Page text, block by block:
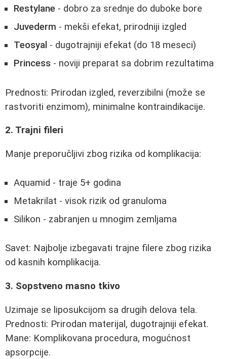
Restylane - dobro za srednje do duboke bore
Juvederm - mekši efekat, prirodniji izgled
Teosyal - dugotrajniji efekat (do 18 meseci)
Princess - noviji preparat sa dobrim rezultatima
Prednosti: Prirodan izgled, reverzibilni (može se
rastvoriti enzimom), minimalne kontraindikacije.
2. Trajni fileri
Manje preporučljivi zbog rizika od komplikacija:
Aquamid - traje 5+ godina
Metakrilat - visok rizik od granuloma
Silikon - zabranjen u mnogim zemljama
Savet: Najbolje izbegavati trajne filere zbog rizika
od kasnih komplikacija.
3. Sopstveno masno tkivo
Uzimaje se liposukcijom sa drugih delova tela.
Prednosti: Prirodan materijal, dugotrajniji efekat.
Mane: Komplikovana procedura, mogućnost
apsorpcije.